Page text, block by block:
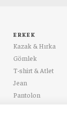
ERKEK
Kazak & Hırka
Gömlek
T-shirt & Atlet
Jean
Pantolon